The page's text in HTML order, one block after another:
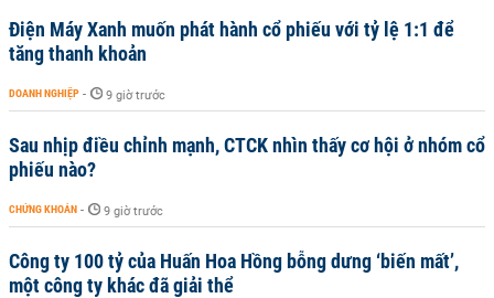
Điện Máy Xanh muốn phát hành cổ phiếu với tỷ lệ 1:1 để
tăng thanh khoản
DOANH NGHIỆP - 9 giờ trước
Sau nhịp điều chỉnh mạnh, CTCK nhìn thấy cơ hội ở nhóm cổ
phiếu nào?
CHỨNG KHOÁN - 9 giờ trước
Công ty 100 tỷ của Huấn Hoa Hồng bỗng dưng ‘biến mất’,
một công ty khác đã giải thể